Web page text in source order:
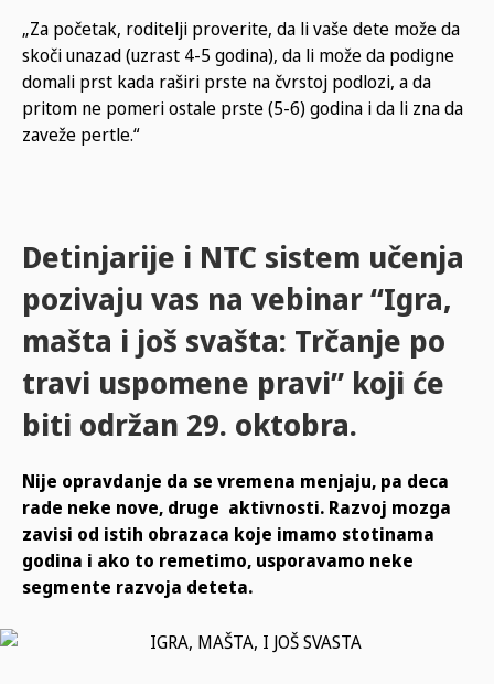
„Za početak, roditelji proverite, da li vaše dete može da
skoči unazad (uzrast 4-5 godina), da li može da podigne
domali prst kada raširi prste na čvrstoj podlozi, a da
pritom ne pomeri ostale prste (5-6) godina i da li zna da
zaveže pertle.“
Detinjarije i NTC sistem učenja
pozivaju vas na vebinar “Igra,
mašta i još svašta: Trčanje po
travi uspomene pravi” koji će
biti održan 29. oktobra.
Nije opravdanje da se vremena menjaju, pa deca
rade neke nove, druge aktivnosti. Razvoj mozga
zavisi od istih obrazaca koje imamo stotinama
godina i ako to remetimo, usporavamo neke
segmente razvoja deteta.